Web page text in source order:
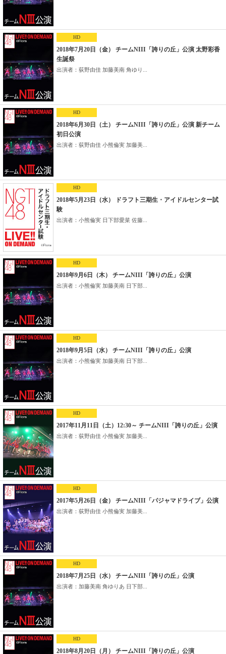
HD
2018年7月20日（金） チームNIII「誇りの丘」公演 太野彩香
生誕祭
出演者：荻野由佳 加藤美南 角ゆり...
HD
2018年6月30日（土） チームNIII「誇りの丘」公演 新チーム
初日公演
出演者：荻野由佳 小熊倫実 加藤美...
HD
2018年5月23日（水） ドラフト三期生・アイドルセンター試
験
出演者：小熊倫実 日下部愛菜 佐藤...
HD
2018年9月6日（木） チームNIII「誇りの丘」公演
出演者：小熊倫実 加藤美南 日下部...
HD
2018年9月5日（水） チームNIII「誇りの丘」公演
出演者：小熊倫実 加藤美南 日下部...
HD
2017年11月11日（土）12:30～ チームNIII「誇りの丘」公演
出演者：荻野由佳 小熊倫実 加藤美...
HD
2017年5月26日（金） チームNIII「パジャマドライブ」公演
出演者：荻野由佳 小熊倫実 加藤美...
HD
2018年7月25日（水） チームNIII「誇りの丘」公演
出演者：加藤美南 角ゆりあ 日下部...
HD
2018年8月20日（月） チームNIII「誇りの丘」公演